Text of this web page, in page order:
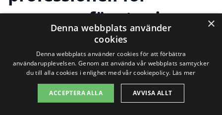
renovera fönster i
andra städer nära
Furulund
Att renovera fönster i Furulund kan
×
Denna webbplats använder
cookies
Denna webbplats använder cookies för att förbättra
användarupplevelsen. Genom att använda vår webbplats samtycker
du till alla cookies i enlighet med vår cookiepolicy. Läs mer
ACCEPTERA ALLA AVVISA ALLT